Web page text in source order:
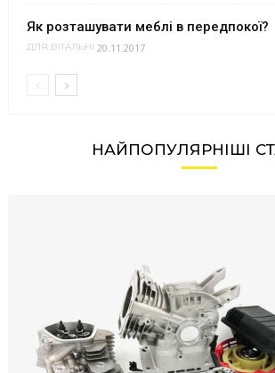
Як розташувати меблі в передпокої?
ДЛЯ ВІТАЛЬНІ 20.11.2017
НАЙПОПУЛЯРНІШІ